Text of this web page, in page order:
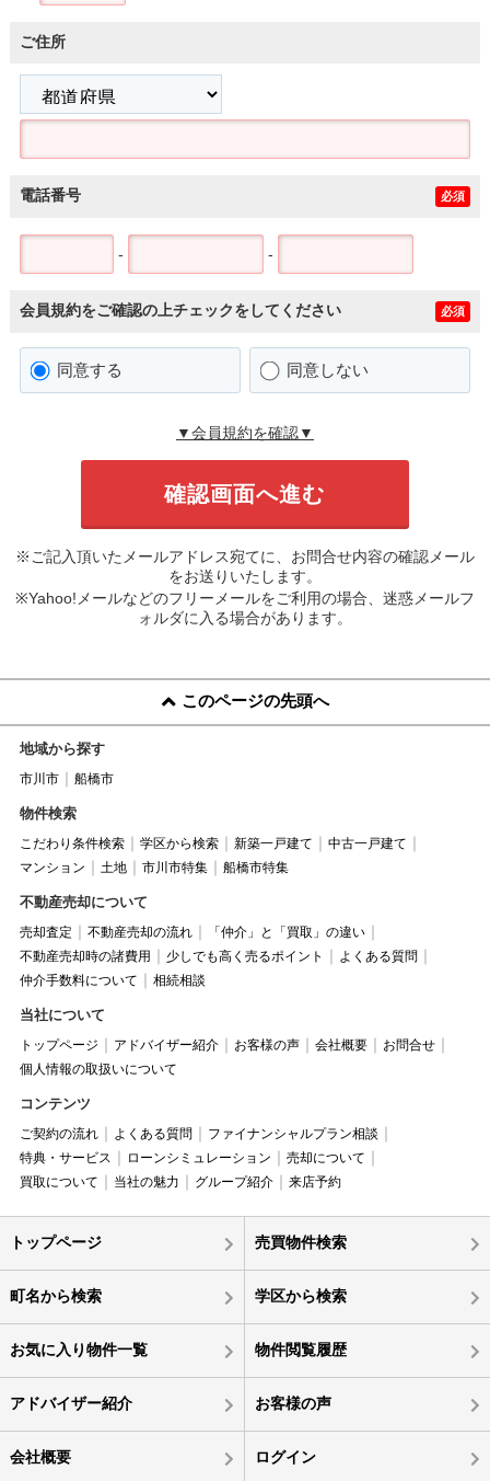
ご住所
電話番号 必須
- -
会員規約をご確認の上チェックをしてください 必須
同意する 同意しない
▼会員規約を確認▼
※ご記入頂いたメールアドレス宛てに、お問合せ内容の確認メール
をお送りいたします。
※Yahoo!メールなどのフリーメールをご利用の場合、迷惑メールフ
ォルダに入る場合があります。
このページの先頭へ
地域から探す
市川市 船橋市
物件検索
こだわり条件検索 学区から検索 新築一戸建て
中古一戸建て
マンション
土地 市川市特集 船橋市特集
不動産売却について
売却査定 不動産売却の流れ
「仲介」と「買取」の違い
不動産売却時の諸費用
少しでも高く売るポイント
よくある質問
仲介手数料について
相続相談
当社について
トップページ アドバイザー紹介 お客様の声 会社概要
お問合せ
個人情報の取扱いについて
コンテンツ
ご契約の流れ よくある質問
ファイナンシャルプラン相談
特典・サービス
ローンシミュレーション
売却について
買取について
当社の魅力 グループ紹介 来店予約
トップページ 売買物件検索
町名から検索 学区から検索
お気に入り物件一覧 物件閲覧履歴
アドバイザー紹介 お客様の声
会社概要 ログイン